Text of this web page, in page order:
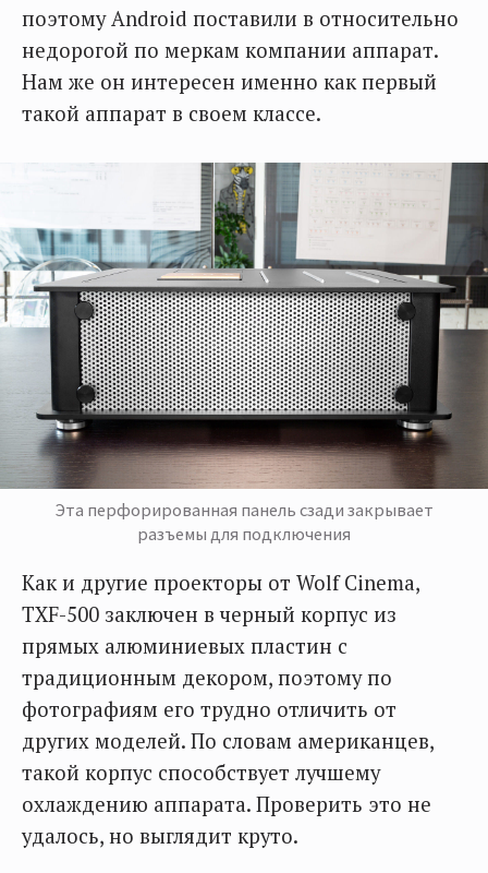
поэтому Android поставили в относительно
недорогой по меркам компании аппарат.
Нам же он интересен именно как первый
такой аппарат в своем классе.
Эта перфорированная панель сзади закрывает
разъемы для подключения
Как и другие проекторы от Wolf Cinema,
TXF-500 заключен в черный корпус из
прямых алюминиевых пластин с
традиционным декором, поэтому по
фотографиям его трудно отличить от
других моделей. По словам американцев,
такой корпус способствует лучшему
охлаждению аппарата. Проверить это не
удалось, но выглядит круто.